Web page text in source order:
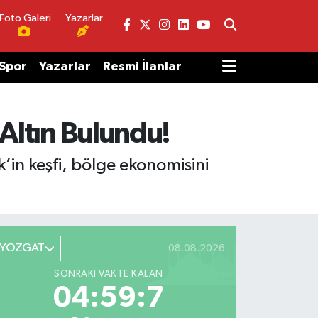
Foto Galeri Yazarlar
Yazarlar Resmi İlanlar
Bulundu!
keşfi, bölge ekonomisini
YOZGAT 08.08.2026
SONRAKI VAKTE KALAN
04:59:7